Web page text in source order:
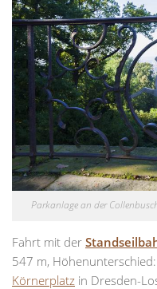
Parkanlage an der
Fahrt mit der
547 m,
Körnerplatz in Dresden-